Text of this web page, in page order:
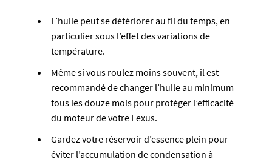
L’huile peut se détériorer au fil du temps, en
particulier sous l’effet des variations de
température.
Même si vous roulez moins souvent, il est
recommandé de changer l’huile au minimum
tous les douze mois pour protéger l’efficacité
du moteur de votre Lexus.
Gardez votre réservoir d’essence plein pour
éviter l’accumulation de condensation à